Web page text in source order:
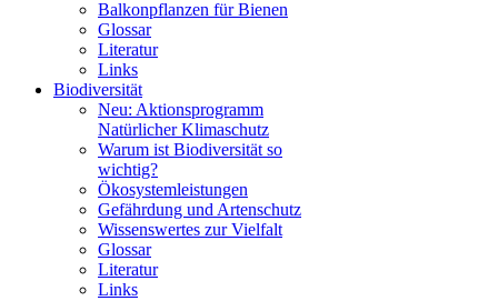
Balkonpflanzen für Bienen
Glossar
Literatur
Links
Biodiversität
Neu: Aktionsprogramm
Natürlicher Klimaschutz
Warum ist Biodiversität so
wichtig?
Ökosystemleistungen
Gefährdung und Artenschutz
Wissenswertes zur Vielfalt
Glossar
Literatur
Links